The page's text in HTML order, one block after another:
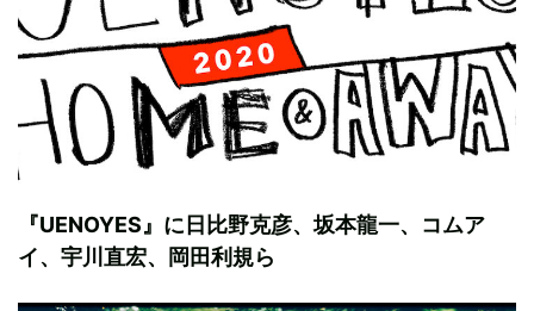
『UENOYES』に日比野克彦、坂本龍一、コムア
イ、宇川直宏、岡田利規ら